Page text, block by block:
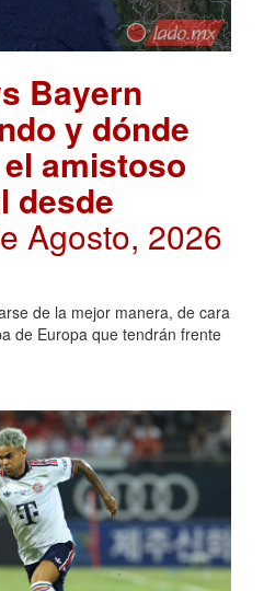
Bayern
y dónde
amistoso
desde
Agosto, 2026
de la mejor manera, de cara
de Europa que tendrán frente